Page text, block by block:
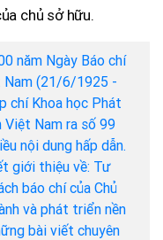
chủ sở hữu.
năm Ngày Báo chí
Nam (21/6/1925 -
chí Khoa học Phát
Nam ra số 99
nội dung hấp dẫn.
giới thiệu về: Tư
báo chí của Chủ
và phát triển nền
bài viết chuyên